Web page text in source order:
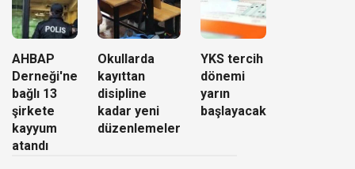
AHBAP
Derneği'ne
bağlı 13
şirkete
kayyum
atandı
Okullarda
kayıttan
disipline
kadar yeni
düzenlemeler
YKS tercih
dönemi
yarın
başlayacak